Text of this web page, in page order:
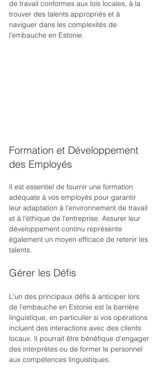
de travail conformes aux lois locales, à la
trouver des talents appropriés et à
naviguer dans les complexités de
l'embauche en Estonie.
Formation et Développement
des Employés
Il est essentiel de fournir une formation
adéquate à vos employés pour garantir
leur adaptation à l'environnement de travail
et à l'éthique de l'entreprise. Assurer leur
développement continu représente
également un moyen efficace de retenir les
talents.
Gérer les Défis
L'un des principaux défis à anticiper lors
de l'embauche en Estonie est la barrière
linguistique, en particulier si vos opérations
incluent des interactions avec des clients
locaux. Il pourrait être bénéfique d'engager
des interprètes ou de former le personnel
aux compétences linguistiques.